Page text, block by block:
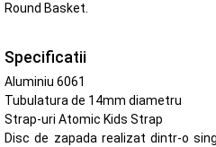
Round Basket.
Specificatii
Aluminiu 6061
Tubulatura de 14mm diametru
Strap-uri Atomic Kids Strap
Disc de zapada realizat dintr-o